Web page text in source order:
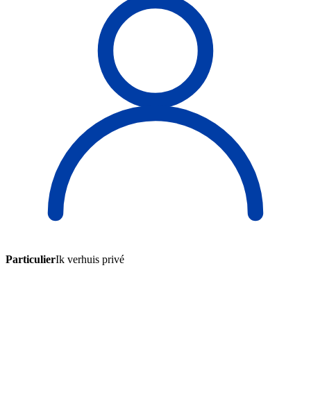
ParticulierIk verhuis privé